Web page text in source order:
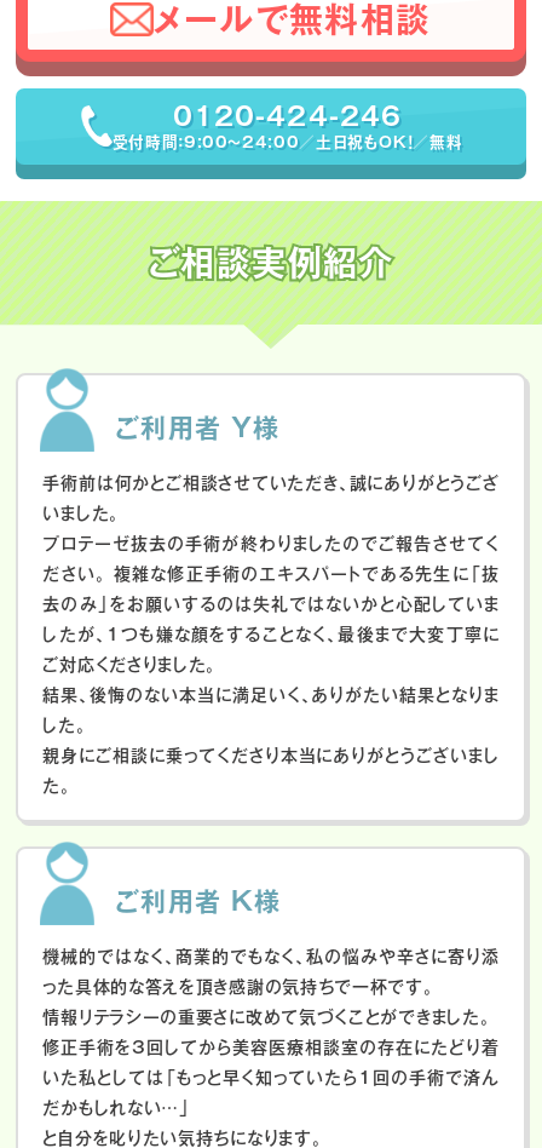
メールで無料相談
0120-424-246
受付時間：9:00〜24:00／土日祝もOK！／無料
ご相談実例紹介
ご利用者 Y様
手術前は何かとご相談させていただき、誠にありがとうござ
いました。
プロテーゼ抜去の手術が終わりましたのでご報告させてく
ださい。
複雑な修正手術のエキスパートである先生に「抜
去のみ」をお願いするのは失礼ではないかと心配していま
したが、１つも嫌な顔をすることなく、最後まで大変丁寧に
ご対応くださりました。
結果、後悔のない本当に満足いく、ありがたい結果となりま
した。
親身にご相談に乗ってくださり本当にありがとうございまし
た。
ご利用者 K様
機械的ではなく、商業的でもなく、私の悩みや辛さに寄り添
った具体的な答えを頂き感謝の気持ちで一杯です。
情報リテラシーの重要さに改めて気づくことができました。
修正手術を3回してから美容医療相談室の存在にたどり着
いた私としては「もっと早く知っていたら1回の手術で済ん
だかもしれない…」
と自分を叱りたい気持ちになります。